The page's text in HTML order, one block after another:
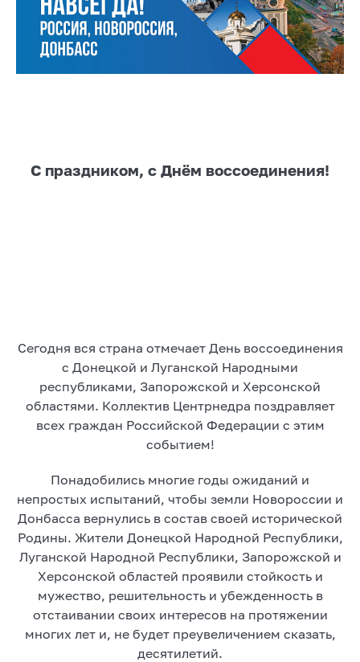
С праздником, с Днём воссоединения!
Сегодня вся страна отмечает День воссоединения
с Донецкой и Луганской Народными
республиками, Запорожской и Херсонской
областями. Коллектив Центрнедра поздравляет
всех граждан Российской Федерации с этим
событием!
Понадобились многие годы ожиданий и
непростых испытаний, чтобы земли Новороссии и
Донбасса вернулись в состав своей исторической
Родины. Жители Донецкой Народной Республики,
Луганской Народной Республики, Запорожской и
Херсонской областей проявили стойкость и
мужество, решительность и убежденность в
отстаивании своих интересов на протяжении
многих лет и, не будет преувеличением сказать,
десятилетий.